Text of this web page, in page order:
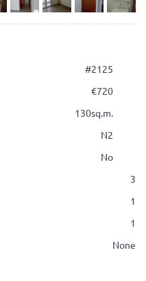
#2125
720
130sq.m.
N2
No
3
1
1
None